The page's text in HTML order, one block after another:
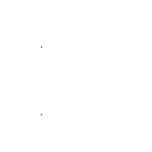
・
・